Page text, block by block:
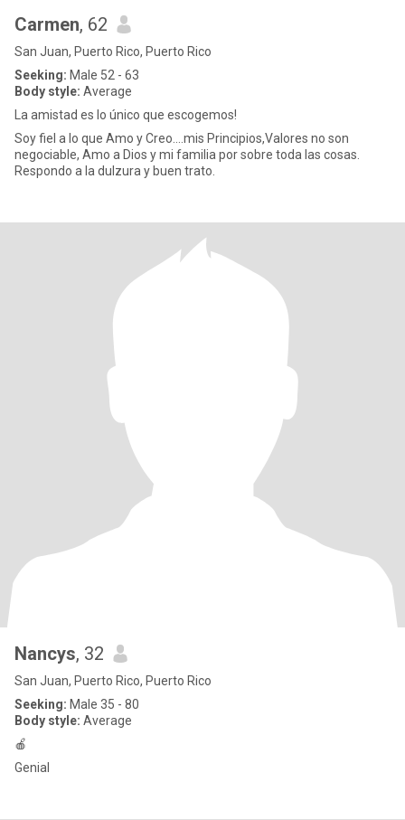
Carmen, 62
San Juan, Puerto Rico, Puerto Rico
Seeking: Male 52 - 63
Body style: Average
La amistad es lo único que escogemos!
Soy fiel a lo que Amo y Creo....mis Principios,Valores no son
negociable, Amo a Dios y mi familia por sobre toda las cosas.
Respondo a la dulzura y buen trato.
Nancys, 32
San Juan, Puerto Rico, Puerto Rico
Seeking: Male 35 - 80
Body style: Average
🍎
Genial